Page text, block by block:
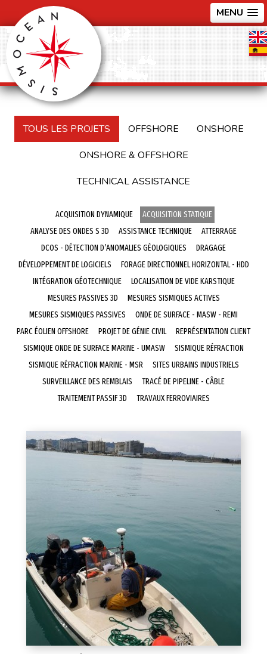
MENU
TOUS LES PROJETS OFFSHORE
ONSHORE
ONSHORE & OFFSHORE
TECHNICAL ASSISTANCE
ACQUISITION DYNAMIQUE
ACQUISITION STATIQUE
ANALYSE DES ONDES S 3D
ASSISTANCE TECHNIQUE
ATTERRAGE
DCOS - DÉTECTION D’ANOMALIES GÉOLOGIQUES
DRAGAGE
DÉVELOPPEMENT DE LOGICIELS
FORAGE DIRECTIONNEL HORIZONTAL - HDD
INTÉGRATION GÉOTECHNIQUE
LOCALISATION DE VIDE KARSTIQUE
MESURES PASSIVES 3D
MESURES SISMIQUES ACTIVES
MESURES SISMIQUES PASSIVES
ONDE DE SURFACE - MASW - REMI
PARC ÉOLIEN OFFSHORE
PROJET DE GÉNIE CIVIL
REPRÉSENTATION CLIENT
SISMIQUE ONDE DE SURFACE MARINE - UMASW
SISMIQUE RÉFRACTION
SISMIQUE RÉFRACTION MARINE - MSR
SITES URBAINS INDUSTRIELS
SURVEILLANCE DES REMBLAIS
TRACÉ DE PIPELINE - CÂBLE
TRAITEMENT PASSIF 3D
TRAVAUX FERROVIAIRES